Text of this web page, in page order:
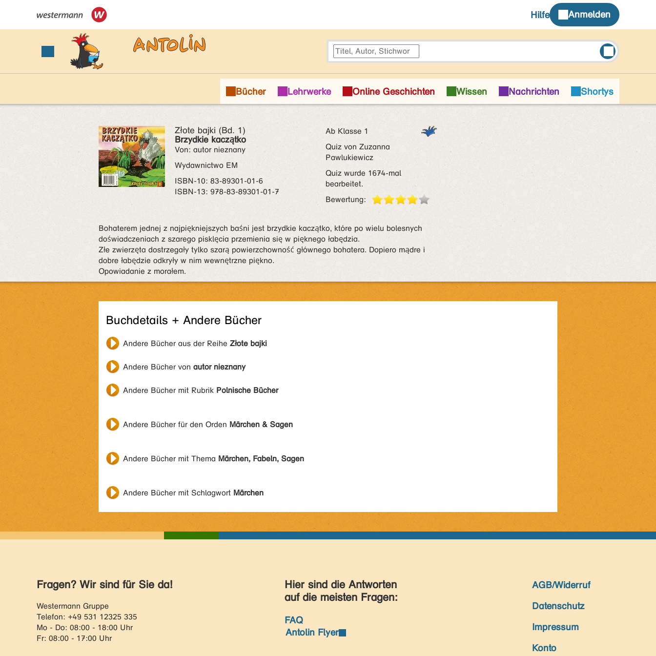
Złote bajki (Bd. 1)
Brzydkie kaczątko
Von: autor nieznany
Wydawnictwo EM
ISBN‑10: 83-89301-01-6
ISBN‑13: 978-83-89301-01-7
Ab Klasse 1
Quiz von Zuzanna
Pawlukiewicz
Quiz wurde 1674-mal
bearbeitet.
Bewertung:
Bohaterem jednej z najpiękniejszych baśni jest brzydkie kaczątko, które po wielu bolesnych
doświadczeniach z szarego pisklęcia przemienia się w pięknego łabędzia.
Złe zwierzęta dostrzegały tylko szarą powierzchowność głównego bohatera. Dopiero mądre i
dobre łabędzie odkryły w nim wewnętrzne piękno.
Opowiadanie z morałem.
Buchdetails + Andere Bücher
Andere Bücher aus der Reihe Złote bajki
Andere Bücher von autor nieznany
Andere Bücher mit Rubrik Polnische Bücher
Andere Bücher für den Orden Märchen & Sagen
Andere Bücher mit Thema Märchen, Fabeln, Sagen
Andere Bücher mit Schlagwort Märchen